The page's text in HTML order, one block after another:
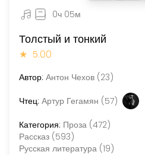
0ч 05м
Толстый и тонкий
★ 5.00
Автор: Антон Чехов (23)
Чтец: Артур Гегамян (57)
Категория: Проза (472)
Рассказ (593)
Русская литература (19)